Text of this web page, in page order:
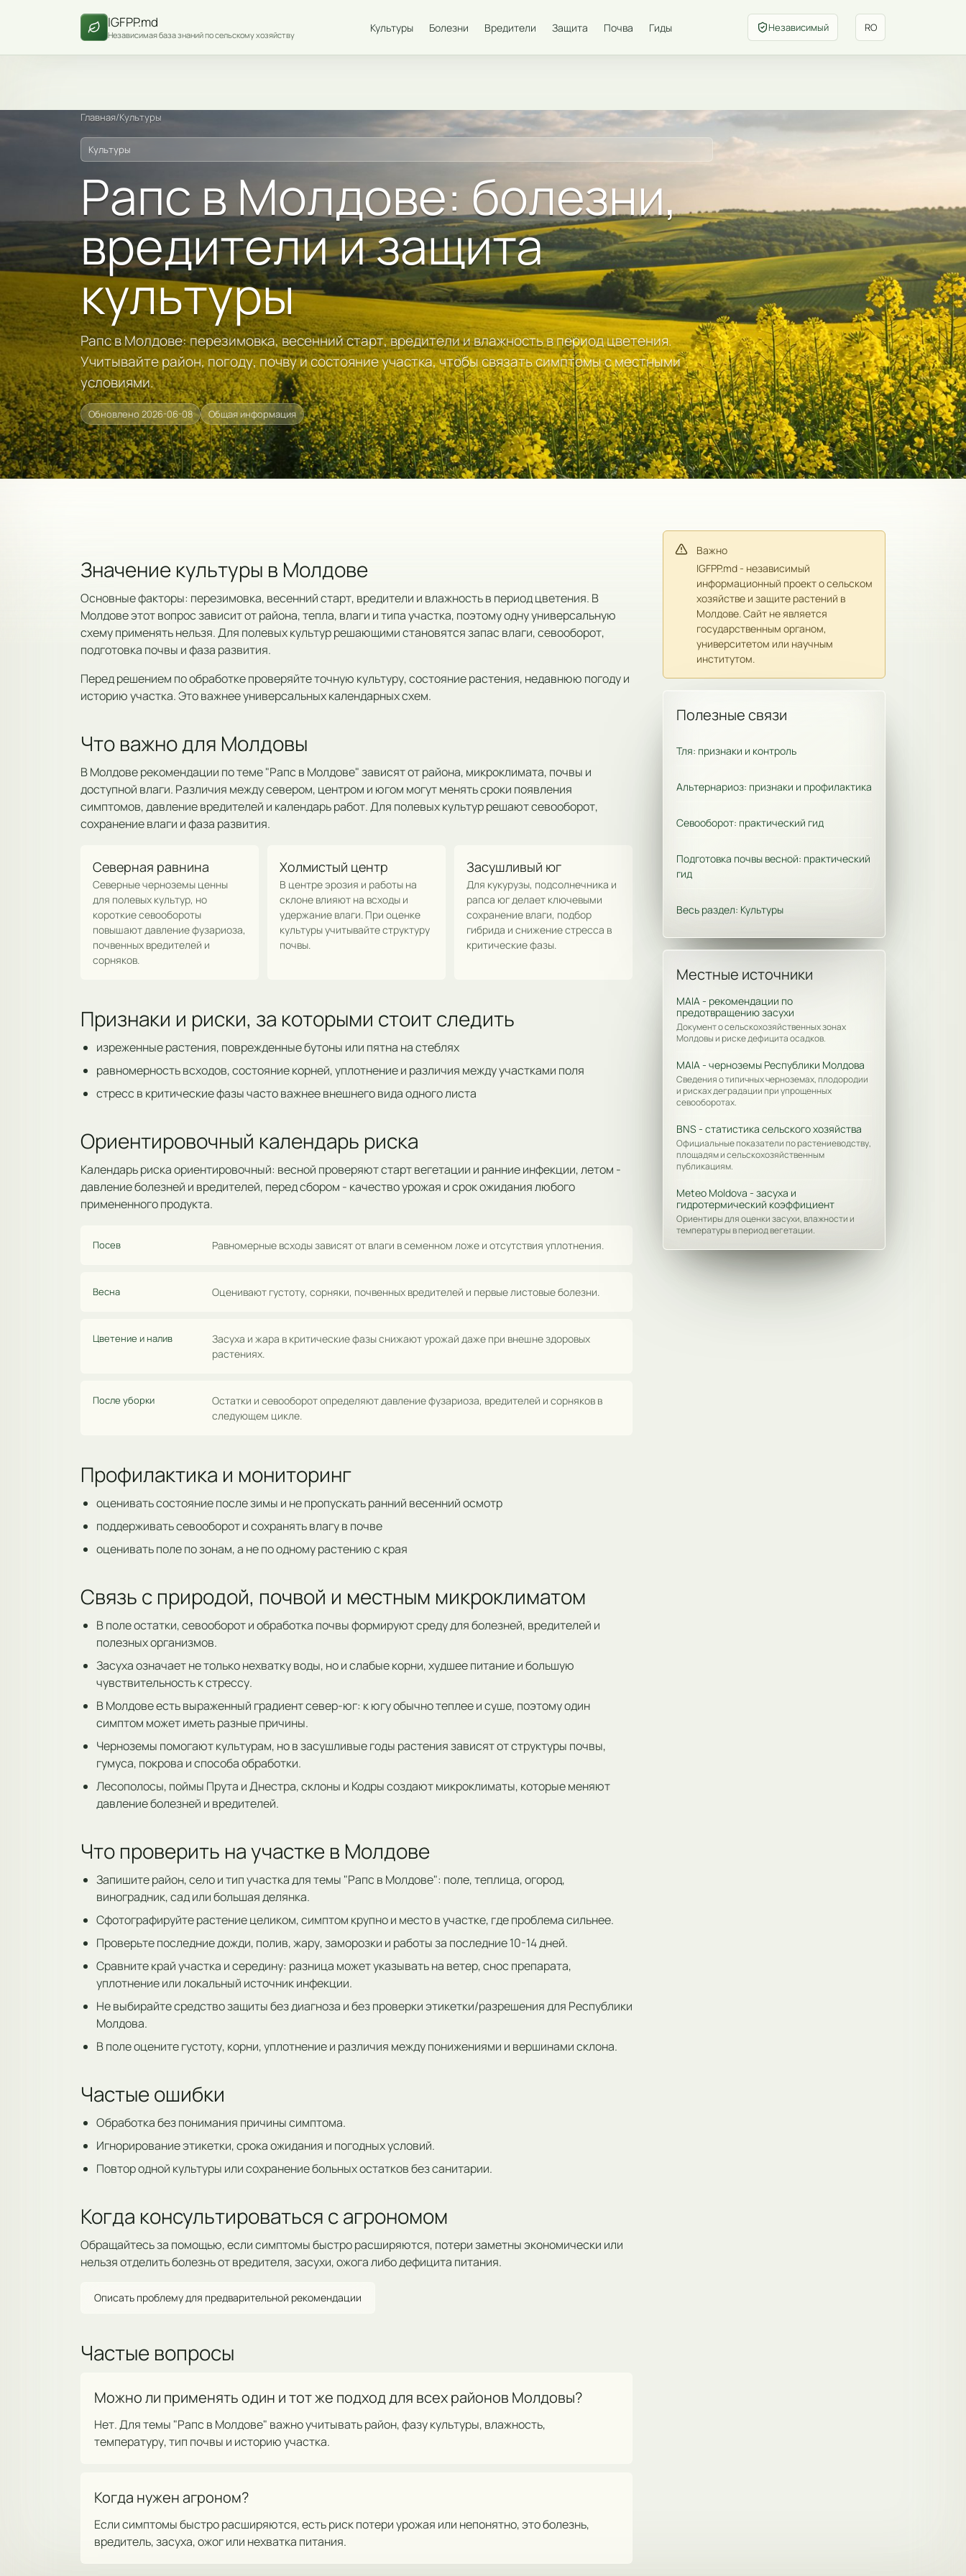
IGFPP.md
Независимая база знаний по сельскому хозяйству
Культуры Болезни Вредители Защита Почва Гиды Независимый RO
Главная/Культуры
Культуры
Рапс в Молдове: болезни,
вредители и защита
культуры
Рапс в Молдове: перезимовка, весенний старт, вредители и влажность в период цветения.
Учитывайте район, погоду, почву и состояние участка, чтобы связать симптомы с местными
условиями.
Обновлено 2026-06-08 Общая информация
Значение культуры в Молдове
Основные факторы: перезимовка, весенний старт, вредители и влажность в период цветения. В
Молдове этот вопрос зависит от района, тепла, влаги и типа участка, поэтому одну универсальную
схему применять нельзя. Для полевых культур решающими становятся запас влаги, севооборот,
подготовка почвы и фаза развития.
Перед решением по обработке проверяйте точную культуру, состояние растения, недавнюю погоду и
историю участка. Это важнее универсальных календарных схем.
Что важно для Молдовы
В Молдове рекомендации по теме "Рапс в Молдове" зависят от района, микроклимата, почвы и
доступной влаги. Различия между севером, центром и югом могут менять сроки появления
симптомов, давление вредителей и календарь работ. Для полевых культур решают севооборот,
сохранение влаги и фаза развития.
Северная равнина
Северные черноземы ценны
для полевых культур, но
короткие севообороты
повышают давление фузариоза,
почвенных вредителей и
сорняков.
Холмистый центр
В центре эрозия и работы на
склоне влияют на всходы и
удержание влаги. При оценке
культуры учитывайте структуру
почвы.
Засушливый юг
Для кукурузы, подсолнечника и
рапса юг делает ключевыми
сохранение влаги, подбор
гибрида и снижение стресса в
критические фазы.
Признаки и риски, за которыми стоит следить
изреженные растения, поврежденные бутоны или пятна на стеблях
равномерность всходов, состояние корней, уплотнение и различия между участками поля
стресс в критические фазы часто важнее внешнего вида одного листа
Ориентировочный календарь риска
Календарь риска ориентировочный: весной проверяют старт вегетации и ранние инфекции, летом -
давление болезней и вредителей, перед сбором - качество урожая и срок ожидания любого
примененного продукта.
Посев Равномерные всходы зависят от влаги в семенном ложе и отсутствия уплотнения.
Весна Оценивают густоту, сорняки, почвенных вредителей и первые листовые болезни.
Цветение и налив
Засуха и жара в критические фазы снижают урожай даже при внешне здоровых
растениях.
После уборки
Остатки и севооборот определяют давление фузариоза, вредителей и сорняков в
следующем цикле.
Профилактика и мониторинг
оценивать состояние после зимы и не пропускать ранний весенний осмотр
поддерживать севооборот и сохранять влагу в почве
оценивать поле по зонам, а не по одному растению с края
Связь с природой, почвой и местным микроклиматом
В поле остатки, севооборот и обработка почвы формируют среду для болезней, вредителей и
полезных организмов.
Засуха означает не только нехватку воды, но и слабые корни, худшее питание и большую
чувствительность к стрессу.
В Молдове есть выраженный градиент север-юг: к югу обычно теплее и суше, поэтому один
симптом может иметь разные причины.
Черноземы помогают культурам, но в засушливые годы растения зависят от структуры почвы,
гумуса, покрова и способа обработки.
Лесополосы, поймы Прута и Днестра, склоны и Кодры создают микроклиматы, которые меняют
давление болезней и вредителей.
Что проверить на участке в Молдове
Запишите район, село и тип участка для темы "Рапс в Молдове": поле, теплица, огород,
виноградник, сад или большая делянка.
Сфотографируйте растение целиком, симптом крупно и место в участке, где проблема сильнее.
Проверьте последние дожди, полив, жару, заморозки и работы за последние 10-14 дней.
Сравните край участка и середину: разница может указывать на ветер, снос препарата,
уплотнение или локальный источник инфекции.
Не выбирайте средство защиты без диагноза и без проверки этикетки/разрешения для Республики
Молдова.
В поле оцените густоту, корни, уплотнение и различия между понижениями и вершинами склона.
Частые ошибки
Обработка без понимания причины симптома.
Игнорирование этикетки, срока ожидания и погодных условий.
Повтор одной культуры или сохранение больных остатков без санитарии.
Когда консультироваться с агрономом
Обращайтесь за помощью, если симптомы быстро расширяются, потери заметны экономически или
нельзя отделить болезнь от вредителя, засухи, ожога либо дефицита питания.
Описать проблему для предварительной рекомендации
Частые вопросы
Можно ли применять один и тот же подход для всех районов Молдовы?
Нет. Для темы "Рапс в Молдове" важно учитывать район, фазу культуры, влажность,
температуру, тип почвы и историю участка.
Когда нужен агроном?
Если симптомы быстро расширяются, есть риск потери урожая или непонятно, это болезнь,
вредитель, засуха, ожог или нехватка питания.
Важно
IGFPP.md - независимый
информационный проект о сельском
хозяйстве и защите растений в
Молдове. Сайт не является
государственным органом,
университетом или научным
институтом.
Полезные связи
Тля: признаки и контроль
Альтернариоз: признаки и профилактика
Севооборот: практический гид
Подготовка почвы весной: практический
гид
Весь раздел: Культуры
Местные источники
MAIA - рекомендации по
предотвращению засухи
Документ о сельскохозяйственных зонах
Молдовы и риске дефицита осадков.
MAIA - черноземы Республики Молдова
Сведения о типичных черноземах, плодородии
и рисках деградации при упрощенных
севооборотах.
BNS - статистика сельского хозяйства
Официальные показатели по растениеводству,
площадям и сельскохозяйственным
публикациям.
Meteo Moldova - засуха и
гидротермический коэффициент
Ориентиры для оценки засухи, влажности и
температуры в период вегетации.